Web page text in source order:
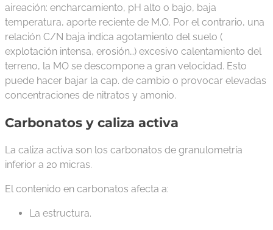
aireación: encharcamiento, pH alto o bajo, baja
temperatura, aporte reciente de M.O. Por el contrario, una
relación C/N baja indica agotamiento del suelo (
explotación intensa, erosión…) excesivo calentamiento del
terreno, la MO se descompone a gran velocidad. Esto
puede hacer bajar la cap. de cambio o provocar elevadas
concentraciones de nitratos y amonio.
Carbonatos y caliza activa
La caliza activa son los carbonatos de granulometría
inferior a 20 micras.
El contenido en carbonatos afecta a:
La estructura.